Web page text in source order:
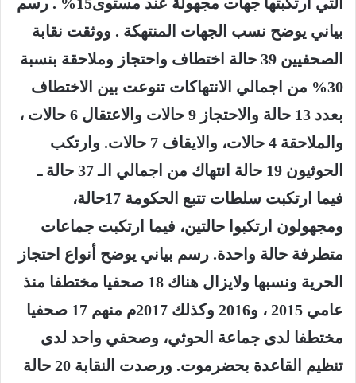
بياني يوضح نسب الجهات المنتهكة . ووثقت نقابة
الصحفيين 39 حالة اختطاف واحتجاز وملاحقة بنسبة
30% من اجمالي الانتهاكات تنوعت بين الاختطاف
بعدد 13 حالة والاحتجاز 9 حالات والاعتقال 6 حالات ،
والملاحقة 4 حالات، والايقاف 7 حالات. وارتكب
الحوثيون 19 حالة انتهاك من اجمالي الـ 37 حالة ـ
فيما ارتكبت سلطات تتبع الحكومة 17حالة،
ومجهولون ارتكبوا حالتين، فيما ارتكبت جماعات
متطرفة حالة واحدة. رسم بياني يوضح أنواع احتجاز
الحرية ونسبها ولايزال هناك 18 صحفيا مختطفا منذ
عامي 2015 ، و2016 وكذلك 2017م منهم 17 صحفيا
مختطفا لدى جماعة الحوثي، وصحفي واحد لدى
تنظيم القاعدة بحضرموت. ورصدت النقابة 20 حالة